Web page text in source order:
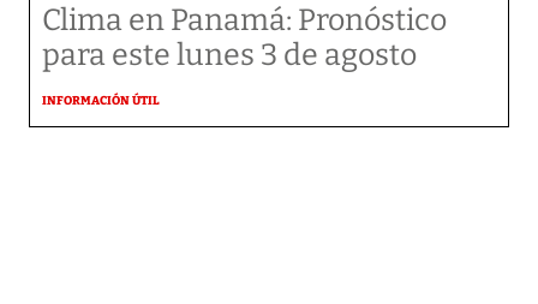
Clima en Panamá: Pronóstico
para este lunes 3 de agosto
INFORMACIÓN ÚTIL